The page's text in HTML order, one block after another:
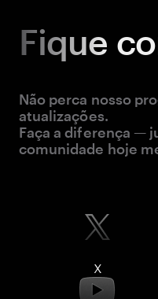
Fique
Não perca nosso
atualizações.
Faça a diferença —
comunidade hoje
X